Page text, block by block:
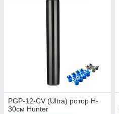
PGP-12-CV (Ultra) ротор H-
30см Hunter